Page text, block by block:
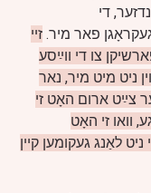
די
פאר מיר. זיי
צו די ווײַסע
ניט מיט מיר, נאר
צײַט ארום האָט זי
וואו זי האָט
לאַנג געקומען קיין